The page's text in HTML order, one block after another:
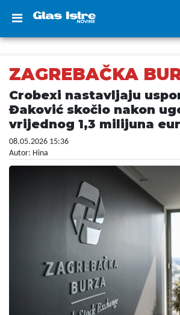
ZAGREBAČKA
Crobexi nastavljaju
Đaković skočio nakon
vrijednog 1,3 milijuna
08.05.2026 15:36
Autor: Hina